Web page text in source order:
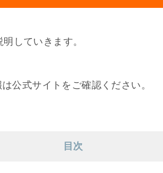
していきます。
公式サイトをご確認ください。
目次